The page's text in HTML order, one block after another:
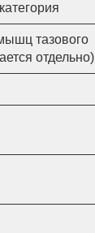
тазового
отдельно)